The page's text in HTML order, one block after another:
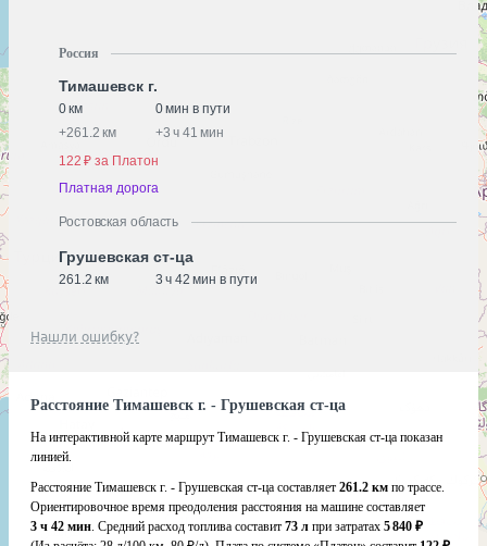
Россия
Тимашевск г.
0 км
0 мин в пути
+261.2 км +3 ч 41 мин
122 ₽ за Платон
Платная дорога
Ростовская область
Грушевская ст-ца
261.2 км 3 ч 42 мин в пути
Нашли ошибку?
Расстояние Тимашевск г. - Грушевская ст-ца
На интерактивной карте маршрут Тимашевск г. - Грушевская ст-ца показан
линией.
Расстояние Тимашевск г. - Грушевская ст-ца составляет 261.2 км по трассе.
Ориентировочное время преодоления расстояния на машине составляет
3 ч 42 мин. Средний расход топлива составит 73 л при затратах 5 840 ₽